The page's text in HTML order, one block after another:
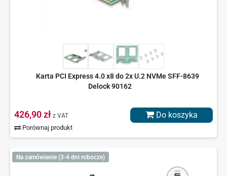
Karta PCI Express 4.0 x8 do 2x U.2 NVMe SFF-8639
Delock 90162
426,90 zł z VAT
Porównaj produkt
Do koszyka
Na zamówienie (3-4 dni robocze)